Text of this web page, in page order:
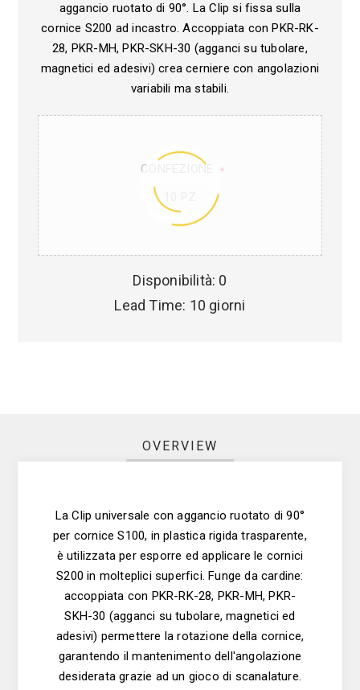
aggancio ruotato di 90°. La Clip si fissa sulla
cornice S200 ad incastro. Accoppiata con PKR-RK-
28, PKR-MH, PKR-SKH-30 (agganci su tubolare,
magnetici ed adesivi) crea cerniere con angolazioni
variabili ma stabili.
CONFEZIONE *
Disponibilità: 0
Lead Time: 10 giorni
OVERVIEW
La Clip universale con aggancio ruotato di 90°
per cornice S100, in plastica rigida trasparente,
è utilizzata per esporre ed applicare le cornici
S200 in molteplici superfici. Funge da cardine:
accoppiata con PKR-RK-28, PKR-MH, PKR-
SKH-30 (agganci su tubolare, magnetici ed
adesivi) permettere la rotazione della cornice,
garantendo il mantenimento dell'angolazione
desiderata grazie ad un gioco di scanalature.